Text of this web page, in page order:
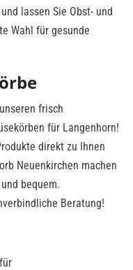
lassen Sie Obst- und
Wahl für gesunde
frisch
für Langenhorn!
direkt zu Ihnen
Neuenkirchen machen
bequem.
Beratung!